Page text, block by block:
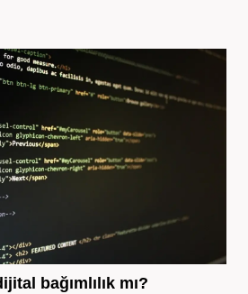
bağımlılık mı?